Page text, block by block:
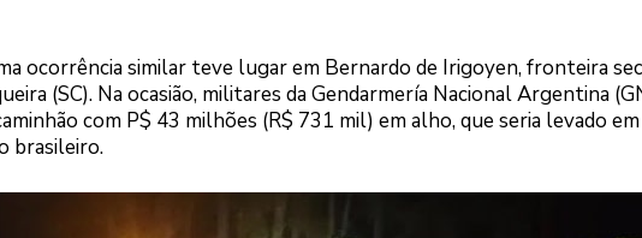
ocorrência similar teve lugar em Bernardo de Irigoyen, fronteira
(SC). Na ocasião, militares da Gendarmería Nacional Argentina
com P$ 43 milhões (R$ 731 mil) em alho, que seria levado
brasileiro.